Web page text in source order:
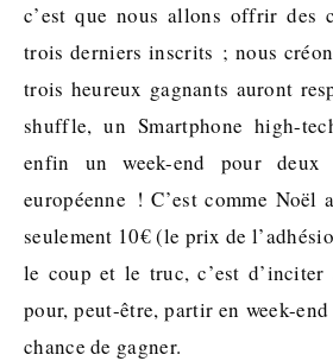
c’est que nous allons offrir des
trois derniers inscrits ; nous
trois heureux gagnants auront
shuffle, un Smartphone high-
enfin un week-end pour deux
européenne ! C’est comme Noël
seulement 10€ (le prix de
le coup et le truc, c’est d’inciter
pour, peut-être, partir en week-
chance de gagner.